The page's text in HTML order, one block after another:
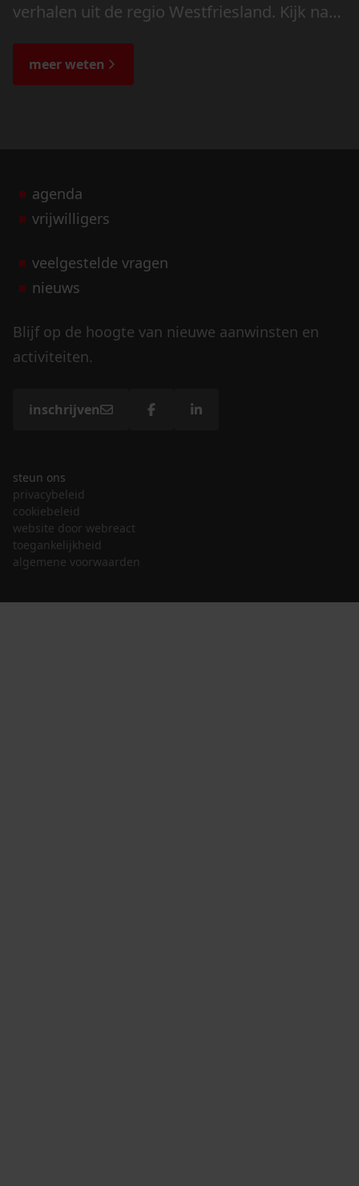
verhalen uit de regio Westfriesland. Kijk naar
de bijzondere verhalen.
meer weten
agenda
vrijwilligers
veelgestelde vragen
nieuws
Blijf op de hoogte van nieuwe aanwinsten en
activiteiten.
inschrijven
steun ons
privacybeleid
cookiebeleid
website door webreact
toegankelijkheid
algemene voorwaarden